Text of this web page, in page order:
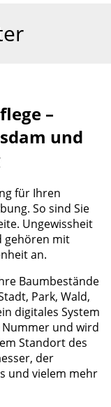
–
und
für Ihren
So sind Sie
Ungewissheit
gehören mit
an.
Baumbestände
Park, Wald,
digitales System
und wird
Standort des
der
und vielem mehr